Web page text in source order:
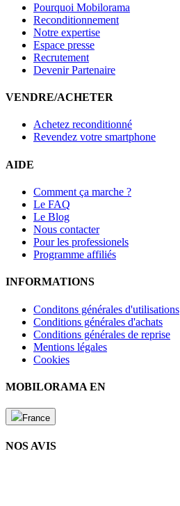
Pourquoi Mobilorama
Reconditionnement
Notre expertise
Espace presse
Recrutement
Devenir Partenaire
VENDRE/ACHETER
Achetez reconditionné
Revendez votre smartphone
AIDE
Comment ça marche ?
Le FAQ
Le Blog
Nous contacter
Pour les professionels
Programme affiliés
INFORMATIONS
Conditons générales d'utilisations
Conditions générales d'achats
Conditions générales de reprise
Mentions légales
Cookies
MOBILORAMA EN
France
NOS AVIS